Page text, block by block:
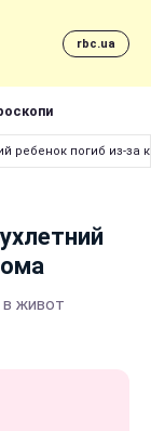
rbc.ua
ребенок погиб из-за
в живот